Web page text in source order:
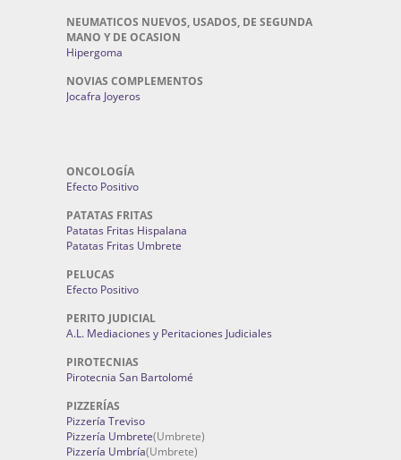
NEUMATICOS NUEVOS, USADOS, DE SEGUNDA
MANO Y DE OCASION
Hipergoma
NOVIAS COMPLEMENTOS
Jocafra Joyeros
ONCOLOGÍA
Efecto Positivo
PATATAS FRITAS
Patatas Fritas Hispalana
Patatas Fritas Umbrete
PELUCAS
Efecto Positivo
PERITO JUDICIAL
A.L. Mediaciones y Peritaciones Judiciales
PIROTECNIAS
Pirotecnia San Bartolomé
PIZZERÍAS
Pizzería Treviso
Pizzería Umbrete(Umbrete)
Pizzería Umbría(Umbrete)